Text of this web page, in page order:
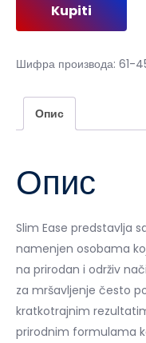
је
била:
000,00
Kupiti
Шифра производа: 61-
Опис
Опис
Slim Ease predstavlja
namenjen osobama
na prirodan i održiv
za mršavljenje često
kratkotrajnim
prirodnim formulama